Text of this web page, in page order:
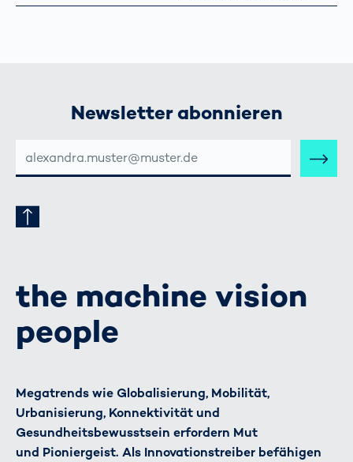
Newsletter abonnieren
MAIL-
ADRESSE
the machine vision
people
Megatrends wie Globalisierung, Mobilität,
Urbanisierung, Konnektivität und
Gesundheitsbewusstsein erfordern Mut
und Pioniergeist. Als Innovationstreiber befähigen